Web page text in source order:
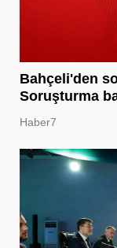
Bahçeli'den
Soruşturma
Haber7